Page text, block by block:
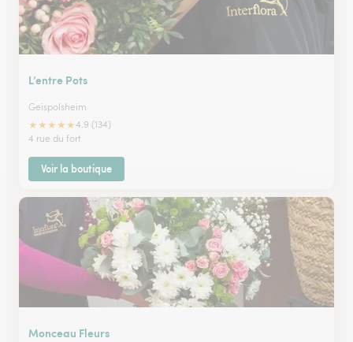
L’entre Pots
Geispolsheim
★★★★★4.9 (134)
4 rue du fort
Voir la boutique
Monceau Fleurs